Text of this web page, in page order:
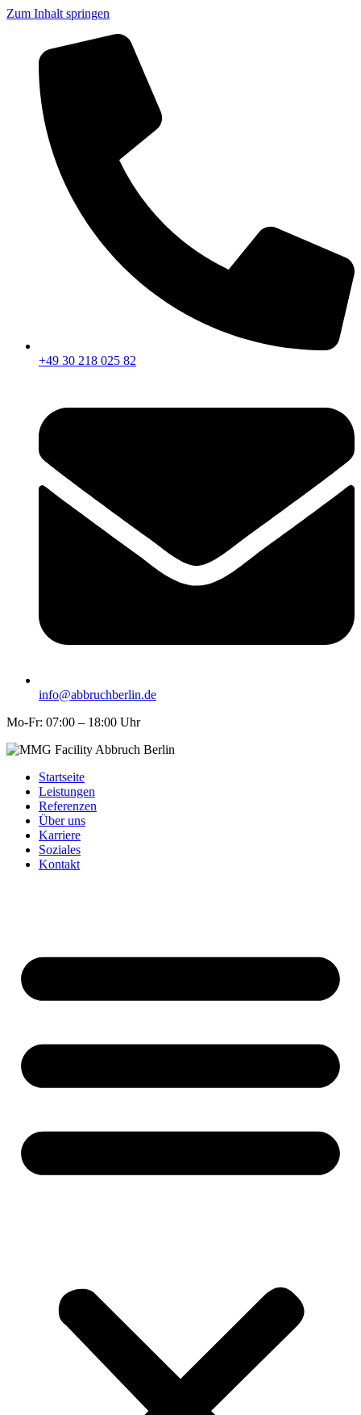
Zum Inhalt springen
+49 30 218 025 82
info@abbruchberlin.de
Mo-Fr: 07:00 – 18:00 Uhr
Startseite
Leistungen
Referenzen
Über uns
Karriere
Soziales
Kontakt